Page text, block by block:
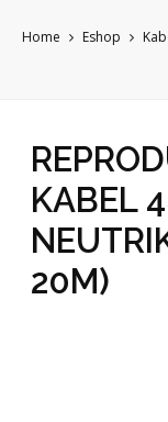
Home Eshop
KABEL
20M)